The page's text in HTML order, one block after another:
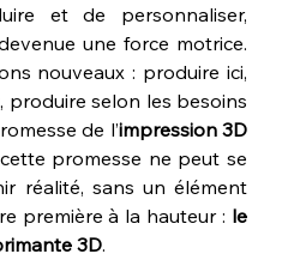
et de personnaliser,
une force motrice.
nouveaux : produire ici,
produire selon les besoins
de l’impression 3D
promesse ne peut se
réalité, sans un élément
première à la hauteur : le
3D.